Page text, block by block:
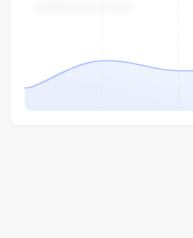
ᲒᲐᲥᲘᲠᲐᲕᲔᲑᲘᲡ ᲤᲐᲡᲘ